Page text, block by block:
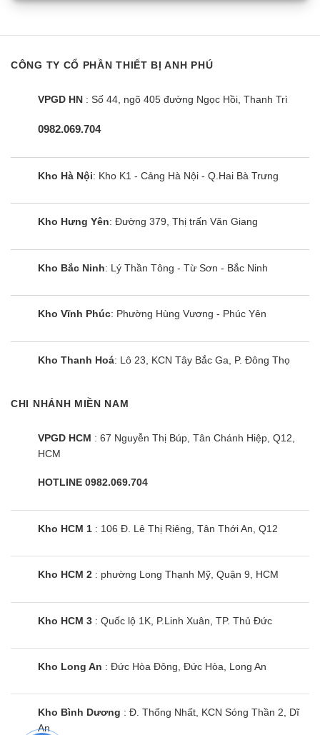
khử các tác nhân dị ứng như phấn hoa, lông vật
công nghệ Inverter
điện hàng tháng bởi vì máy được trang bị công
nghệ Inverter đây là công nghệ tiên tiến nhất.
Hơn nữa: Không chỉ tiết kiệm điện, điều hòa
cùng mức chênh lệch nhiệt độ thấp mang lại sự
thoải mái dễ chịu cho người tiêu dùng.
sử dụng gas R410A an toàn cho môi trường
Dàn lạnh treo tường multi Mitsubishi Heavy
SRK60ZSX-S sử dụng môi chất làm lạnh là Gas
tiêu thụ, thân thiện với môi trường và không gây
Lắp đặt và bảo dưỡng dễ dàng
Chi phí lắp đặt, việc bảo dưỡng định kỳ sản phẩm
Đây chính là lợi thế và ưu điểm của điều hòa
Chính sách bảo hành chính hãng điều hòa
Thời gian bảo hành điều hòa multi Mitsubishi
tháng (2 năm) tại nhà.
CÔNG TY CỔ PHẦN THIẾT BỊ ANH PHÚ
VPGD HN : Số 44, ngõ 405 đường Ngọc Hồi, Thanh Trì
0982.069.704
Kho Hà Nội: Kho K1 - Cảng Hà Nội - Q.Hai Bà Trưng
Kho Hưng Yên: Đường 379, Thị trấn Văn Giang
Kho Bắc Ninh: Lý Thần Tông - Từ Sơn - Bắc Ninh
Kho Vĩnh Phúc: Phường Hùng Vương - Phúc Yên
Kho Thanh Hoá: Lô 23, KCN Tây Bắc Ga, P. Đông Thọ
CHI NHÁNH MIỀN NAM
VPGD HCM : 67 Nguyễn Thị Búp, Tân Chánh Hiệp, Q12,
HCM
HOTLINE 0982.069.704
Kho HCM 1 : 106 Đ. Lê Thị Riêng, Tân Thới An, Q12
Kho HCM 2 : phường Long Thạnh Mỹ, Quận 9, HCM
Kho HCM 3 : Quốc lộ 1K, P.Linh Xuân, TP. Thủ Đức
Kho Long An : Đức Hòa Đông, Đức Hòa, Long An
Kho Bình Dương : Đ. Thống Nhất, KCN Sóng Thần 2, Dĩ
An